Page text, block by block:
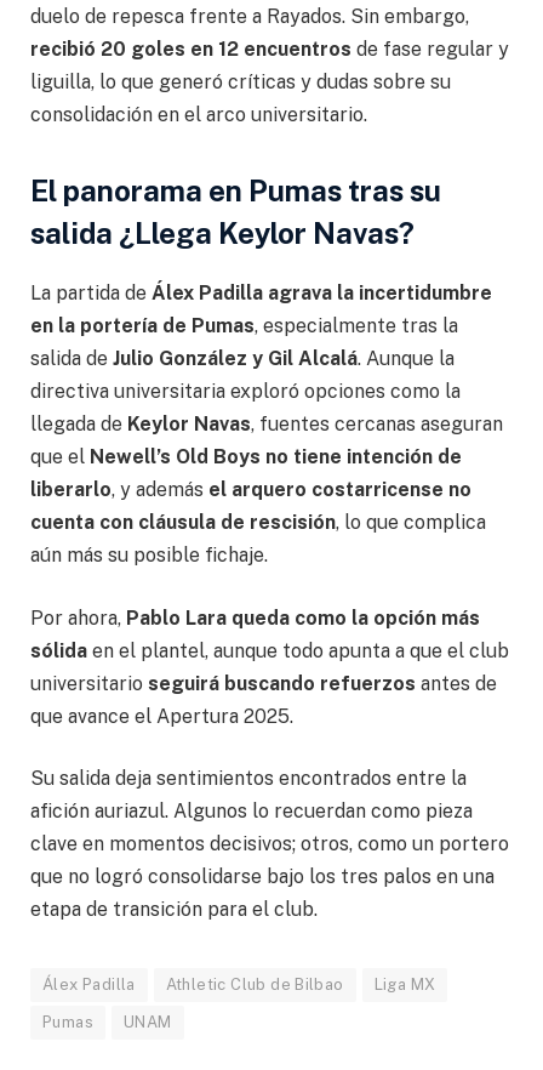
duelo de repesca frente a Rayados. Sin embargo,
recibió 20 goles en 12 encuentros de fase regular y
liguilla, lo que generó críticas y dudas sobre su
consolidación en el arco universitario.
El panorama en Pumas tras su
salida ¿Llega Keylor Navas?
La partida de Álex Padilla agrava la incertidumbre
en la portería de Pumas, especialmente tras la
salida de Julio González y Gil Alcalá. Aunque la
directiva universitaria exploró opciones como la
llegada de Keylor Navas, fuentes cercanas aseguran
que el Newell’s Old Boys no tiene intención de
liberarlo, y además el arquero costarricense no
cuenta con cláusula de rescisión, lo que complica
aún más su posible fichaje.
Por ahora, Pablo Lara queda como la opción más
sólida en el plantel, aunque todo apunta a que el club
universitario seguirá buscando refuerzos antes de
que avance el Apertura 2025.
Su salida deja sentimientos encontrados entre la
afición auriazul. Algunos lo recuerdan como pieza
clave en momentos decisivos; otros, como un portero
que no logró consolidarse bajo los tres palos en una
etapa de transición para el club.
Álex Padilla Athletic Club de Bilbao Liga MX
Pumas UNAM